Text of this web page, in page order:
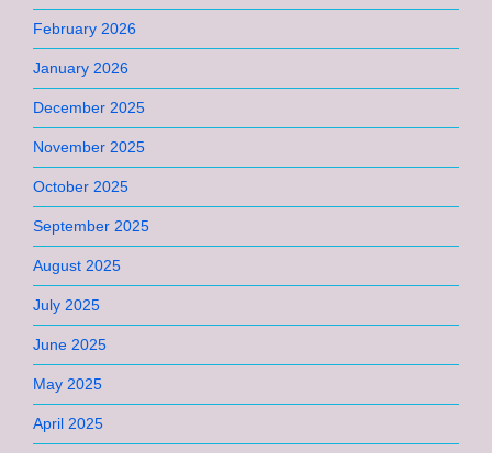
February 2026
January 2026
December 2025
November 2025
October 2025
September 2025
August 2025
July 2025
June 2025
May 2025
April 2025